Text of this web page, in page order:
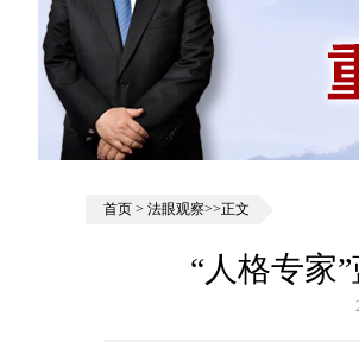
首页 > 法眼观察>>正文
“人格专家